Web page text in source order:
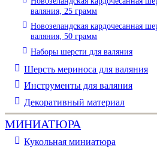
валяния, 25 грамм
Новозеландская кардочесанная
валяния, 50 грамм
Наборы шерсти для валяния
Шерсть мериноса для валяния
Инструменты для валяния
Декоративный материал
МИНИАТЮРА
Кукольная миниатюра